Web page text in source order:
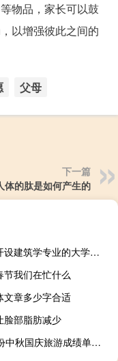
物品，家长可以鼓
以增强彼此之间的
父母
下一篇
体的肽是如何产生的
全国开设建筑学专业的大学等级排名
节我们在忙什么
文章多少字合适
脸部脂肪减少
25省份中秋国庆旅游成绩单：河南揽客8480万居首 江苏吸金最多